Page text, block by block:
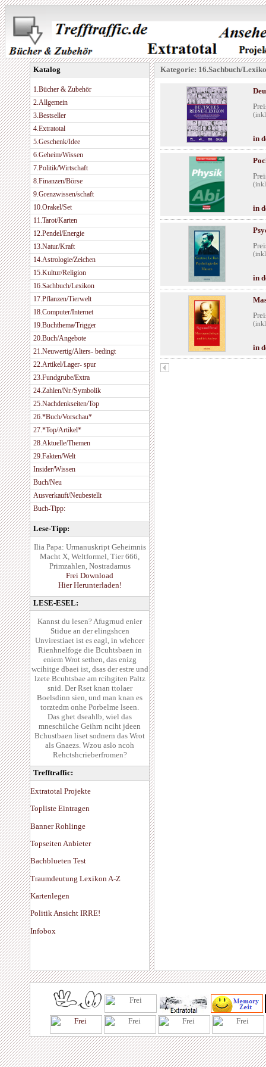
Katalog
1.Bücher & Zubehör
2.Allgemein
3.Bestseller
4.Extratotal
5.Geschenk/Idee
6.Geheim/Wissen
7.Politik/Wirtschaft
8.Finanzen/Börse
9.Grenzwissen/schaft
10.Orakel/Set
11.Tarot/Karten
12.Pendel/Energie
13.Natur/Kraft
14.Astrologie/Zeichen
15.Kultur/Religion
16.Sachbuch/Lexikon
17.Pflanzen/Tierwelt
18.Computer/Internet
19.Buchthema/Trigger
20.Buch/Angebote
21.Neuwertig/Alters- bedingt
22.Artikel/Lager- spur
23.Fundgrube/Extra
24.Zahlen/Nr./Symbolik
25.Nachdenkseiten/Top
26.*Buch/Vorschau*
27.*Top/Artikel*
28.Aktuelle/Themen
29.Fakten/Welt
Insider/Wissen
Buch/Neu
Ausverkauft/Neubestellt
Buch-Tipp:
Lese-Tipp:
Ilia Papa: Urmanuskript Geheimnis
Macht X, Weltformel, Tier 666,
Primzahlen, Nostradamus
Frei Download
Hier Herunterladen!
LESE-ESEL:
Kannst du lesen? Afugrnud enier
Stidue an der elingshcen
Unvirestiaet ist es eagl, in wlehcer
Rienhnelfoge die Bcuhtsbaen in
eniem Wrot sethen, das enizg
wcihitge dbaei ist, dsas der estre und
lzete Bcuhtsbae am rcihgiten Paltz
snid. Der Rset knan ttolaer
Boelsdinn sien, und man knan es
torztedm onhe Porbelme lseen.
Das ghet dseahlb, wiel das
mneschilche Geihrn nciht jdeen
Bchustbaen liset sodnern das Wrot
als Gnaezs. Wzou aslo ncoh
Rehctshcrieberfromen?
Trefftraffic:
Extratotal Projekte
Topliste Eintragen
Banner Rohlinge
Topseiten Anbieter
Bachblueten Test
Traumdeutung Lexikon A-Z
Kartenlegen
Politik Ansicht IRRE!
Infobox
Kategorie: 16.Sachbuch/
in
in
in
in